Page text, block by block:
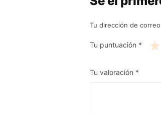
Tu dirección de
Tu puntuación *
Tu valoración *